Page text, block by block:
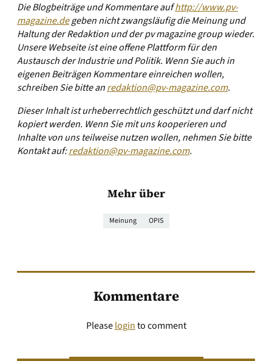
Die Blogbeiträge und Kommentare aufhttp://www.pv-
magazine.degeben nicht zwangsläufig die Meinung und
Haltung der Redaktion und der pv magazine group wieder.
Unsere Webseite ist eine offene Plattform für den
Austausch der Industrie und Politik. Wenn Sie auch in
eigenen Beiträgen Kommentare einreichen wollen,
schreiben Sie bitte anredaktion@pv-magazine.com.
Dieser Inhalt ist urheberrechtlich geschützt und darf nicht
kopiert werden. Wenn Sie mit uns kooperieren und
Inhalte von uns teilweise nutzen wollen, nehmen Sie bitte
Kontakt auf:redaktion@pv-magazine.com.
Mehr über
Meinung OPIS
Kommentare
Pleaseloginto comment